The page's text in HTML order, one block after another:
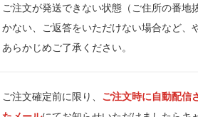
ご注文が発送できない状態（ご住所の番
かない、ご返答をいただけない場合など、
あらかじめご了承ください。
ご注文確定前に限り、 ご注文時に自動配信